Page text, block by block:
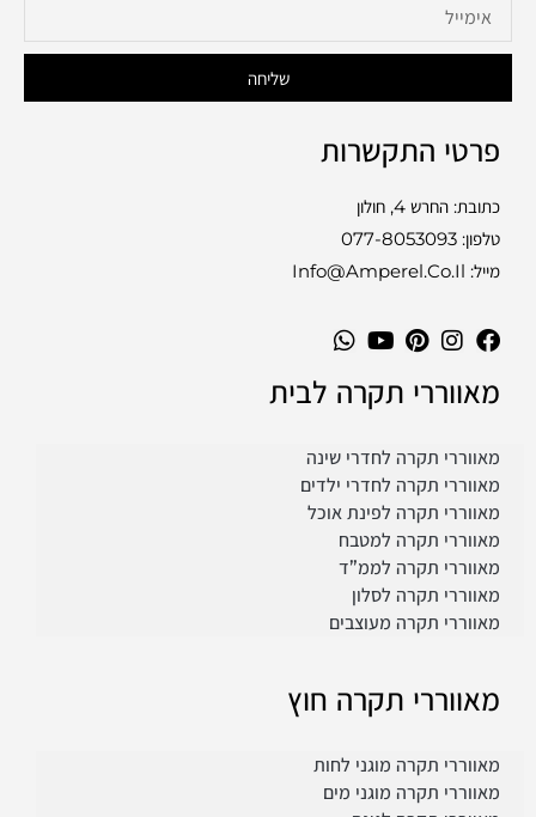
שליחה
פרטי התקשרות
כתובת: החרש 4, חולון
טלפון: 077-8053093
מייל: Info@amperel.co.il
מאווררי תקרה לבית
מאווררי תקרה לחדרי שינה
מאווררי תקרה לחדרי ילדים
מאווררי תקרה לפינת אוכל
מאווררי תקרה למטבח
מאווררי תקרה לממ”ד
מאווררי תקרה לסלון
מאווררי תקרה מעוצבים
מאווררי תקרה חוץ
מאווררי תקרה מוגני לחות
מאווררי תקרה מוגני מים